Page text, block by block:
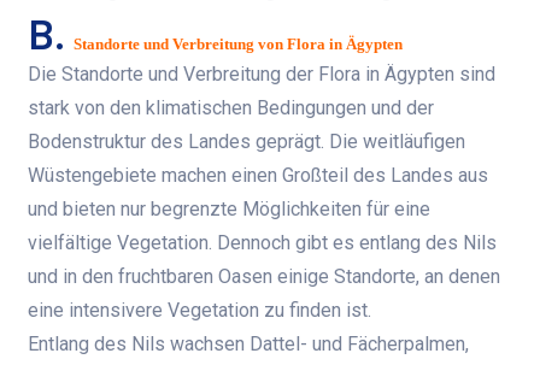
B.Standorte und Verbreitung von Flora in Ägypten
Die Standorte und Verbreitung der Flora in Ägypten sind
stark von den klimatischen Bedingungen und der
Bodenstruktur des Landes geprägt. Die weitläufigen
Wüstengebiete machen einen Großteil des Landes aus
und bieten nur begrenzte Möglichkeiten für eine
vielfältige Vegetation. Dennoch gibt es entlang des Nils
und in den fruchtbaren Oasen einige Standorte, an denen
eine intensivere Vegetation zu finden ist.
Entlang des Nils wachsen Dattel- und Fächerpalmen,